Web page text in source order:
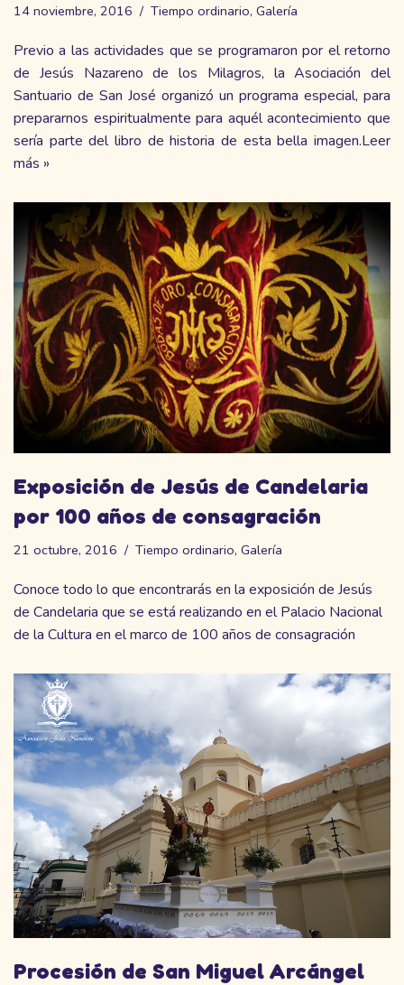
14 noviembre, 2016 Tiempo ordinario, Galería
Previo a las actividades que se programaron por el retorno
de Jesús Nazareno de los Milagros, la Asociación del
Santuario de San José organizó un programa especial, para
prepararnos espiritualmente para aquél acontecimiento que
sería parte del libro de historia de esta bella imagen.Leer
más »
Exposición de Jesús de Candelaria
por 100 años de consagración
21 octubre, 2016 Tiempo ordinario, Galería
Conoce todo lo que encontrarás en la exposición de Jesús
de Candelaria que se está realizando en el Palacio Nacional
de la Cultura en el marco de 100 años de consagración
Procesión de San Miguel Arcángel